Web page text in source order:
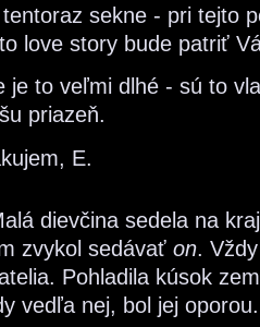
sekne - pri tejto
love story bude patriť
je to veľmi dlhé - sú to
priazeň.
E.
dievčina sedela na
zvykol sedávať on.
Pohladila kúsok
vedľa nej, bol jej oporou.